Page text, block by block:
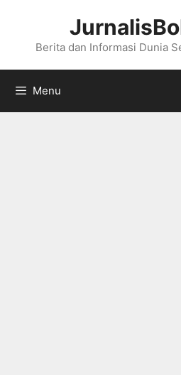
Berita dan Informasi Dunia
Menu